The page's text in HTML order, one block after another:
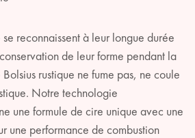
reconnaissent à leur longue durée
de leur forme pendant la
rustique ne fume pas, ne coule
Notre technologie
une formule de cire unique avec une
une performance de combustion